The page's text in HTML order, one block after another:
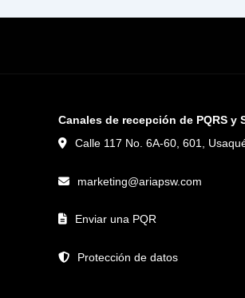
Canales de recepción de PQRS y
Calle 117 No. 6A-60, 601,
marketing@ariapsw.com
Enviar una PQR
Protección de datos